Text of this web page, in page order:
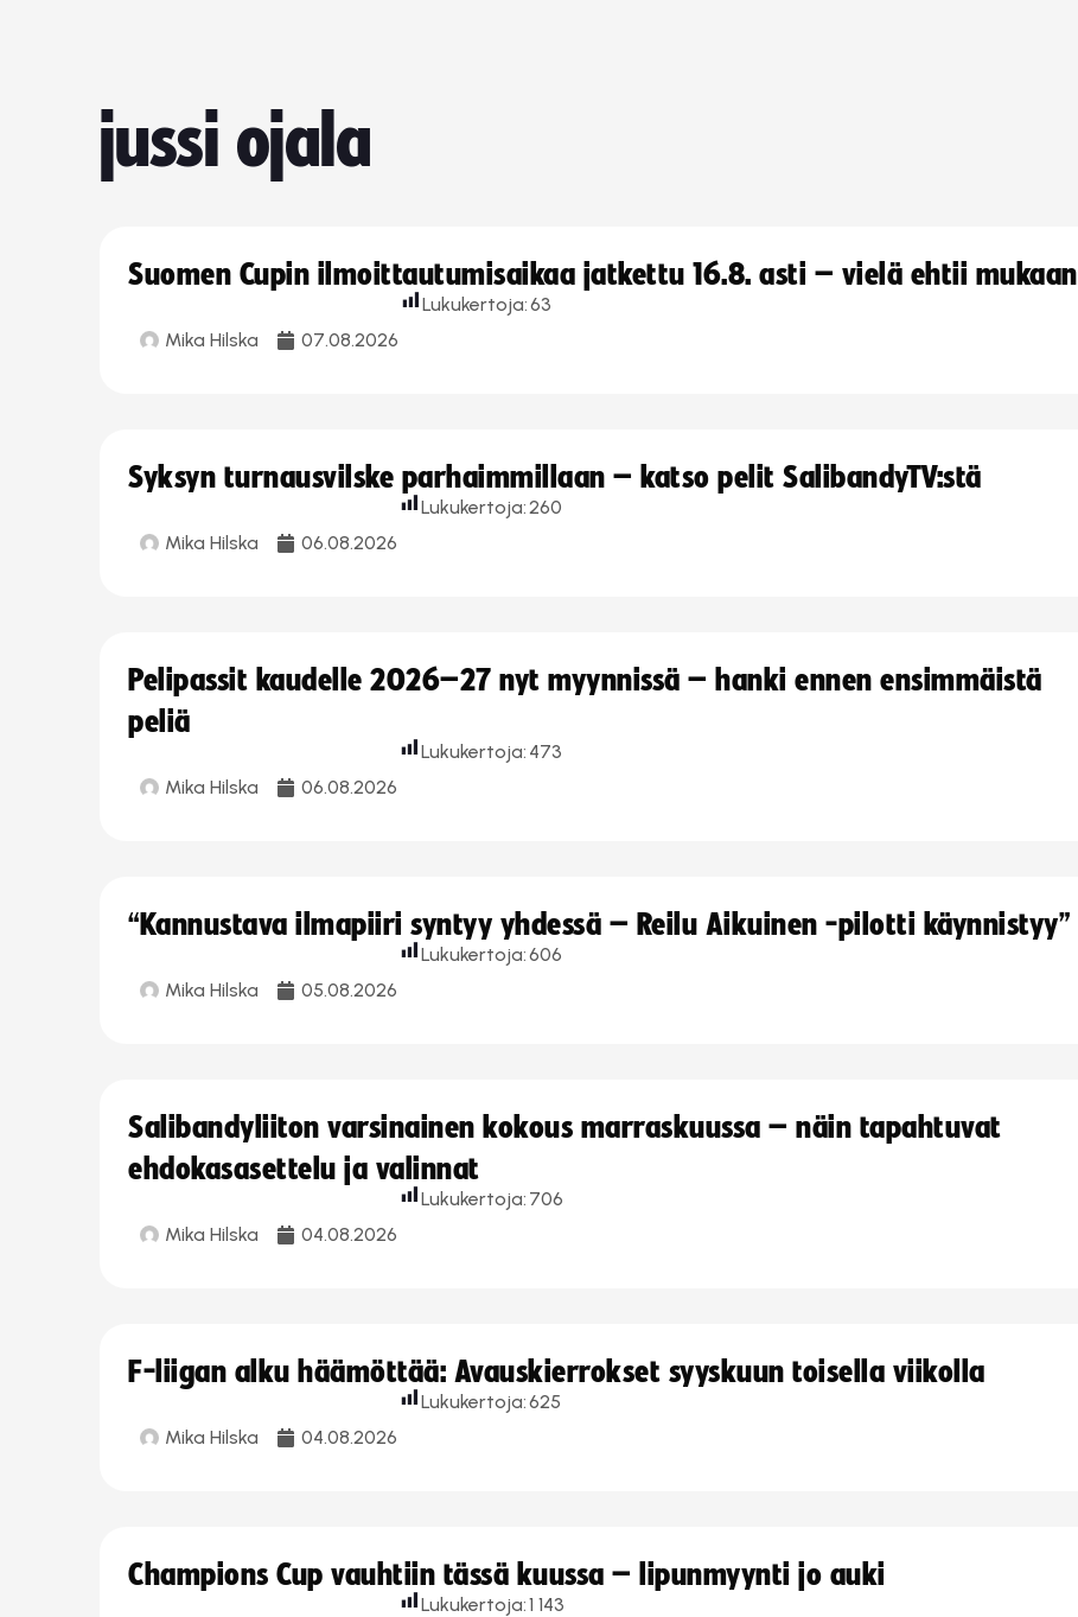
jussi ojala
Suomen Cupin ilmoittautumisaikaa jatkettu 16.8. asti – vielä ehtii mukaan
Mika Hilska 07.08.2026
Lukukertoja:63
Syksyn turnausvilske parhaimmillaan – katso pelit SalibandyTV:stä
Mika Hilska 06.08.2026
Lukukertoja:260
Pelipassit kaudelle 2026–27 nyt myynnissä – hanki ennen ensimmäistä
peliä
Mika Hilska 06.08.2026
Lukukertoja: 473
“Kannustava ilmapiiri syntyy yhdessä – Reilu Aikuinen -pilotti käynnistyy”
Mika Hilska 05.08.2026
Lukukertoja:606
Salibandyliiton varsinainen kokous marraskuussa – näin tapahtuvat
ehdokasasettelu ja valinnat
Mika Hilska 04.08.2026
Lukukertoja: 706
F-liigan alku häämöttää: Avauskierrokset syyskuun toisella viikolla
Mika Hilska 04.08.2026
Lukukertoja:625
Champions Cup vauhtiin tässä kuussa – lipunmyynti jo auki
Lukukertoja:1 143